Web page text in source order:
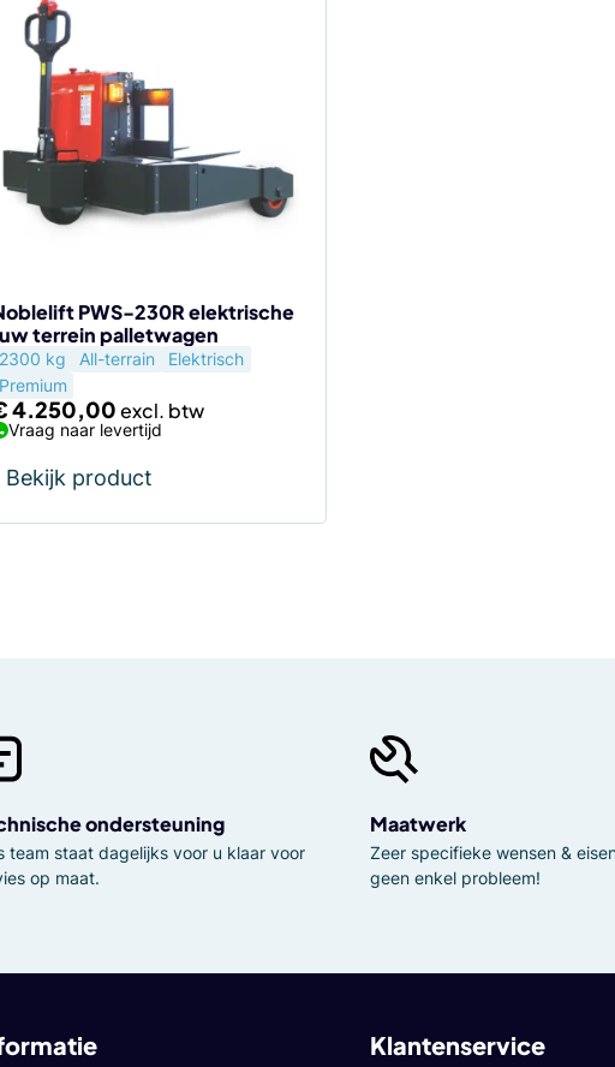
PWS-230R elektrische
terrein palletwagen
2300 kg All-terrain
Elektrisch
Premium
4.250,00
Vraag naar levertijd
Bekijk product
ondersteuning
team staat dagelijks voor u klaar voor
op maat.
Maatwerk
Zeer specifieke wensen &
geen enkel probleem!
Klantenservice